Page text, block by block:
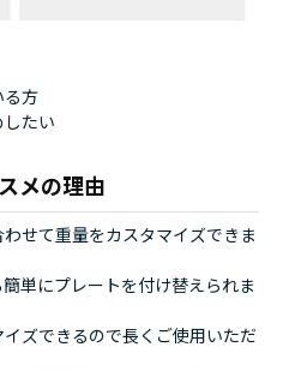
る方
たい
メの理由
せて重量をカスタマイズできま
単にプレートを付け替えられま
ズできるので長くご使用いただ